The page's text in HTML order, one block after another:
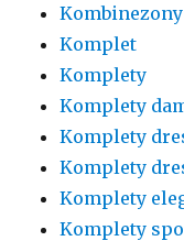
Komplet
Komplety
Komplety
Komplety
Komplety
Komplety
Komplety